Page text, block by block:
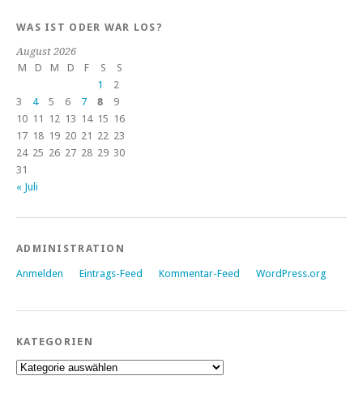
WAS IST ODER WAR LOS?
August 2026
M
D M D F S
S
1
2
3
4 5 6 7 8
9
10 11 12 13 14 15 16
17 18 19 20 21 22 23
24 25 26 27 28 29 30
31
« Juli
ADMINISTRATION
Anmelden Eintrags-Feed Kommentar-Feed WordPress.org
KATEGORIEN
Kategorien